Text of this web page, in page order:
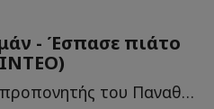
- Έσπασε πιάτο
Ξέγνοιαστος ο πρώην προπονητής του Παναθηναϊκού σ...